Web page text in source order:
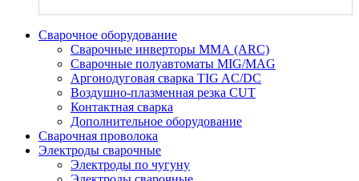
Сварочное оборудование
Сварочные инверторы ММА (ARC)
Сварочные полуавтоматы MIG/MAG
Аргонодуговая сварка TIG AC/DC
Воздушно-плазменная резка CUT
Контактная сварка
Дополнительное оборудование
Сварочная проволока
Электроды сварочные
Электроды по чугуну